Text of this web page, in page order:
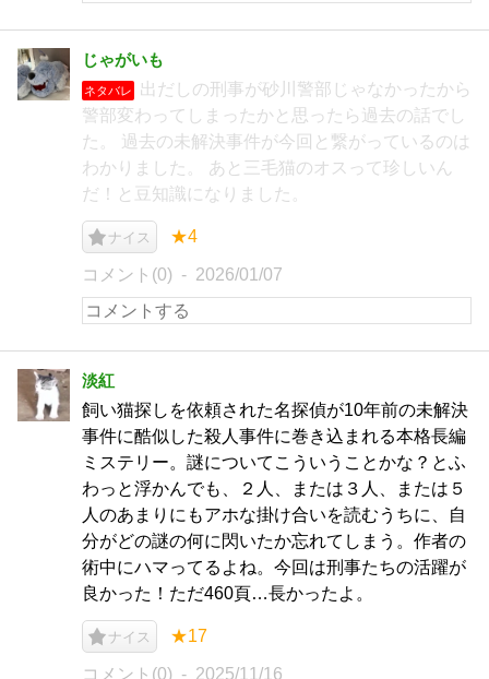
じゃがいも
ネタバレ
出だしの刑事が砂川警部じゃなかったから
警部変わってしまったかと思ったら過去の話でし
た。 過去の未解決事件が今回と繋がっているのは
わかりました。 あと三毛猫のオスって珍しいん
だ！と豆知識になりました。
ナイス ★4
コメント(0) 2026/01/07
淡紅
飼い猫探しを依頼された名探偵が10年前の未解決
事件に酷似した殺人事件に巻き込まれる本格長編
ミステリー。謎についてこういうことかな？とふ
わっと浮かんでも、２人、または３人、または５
人のあまりにもアホな掛け合いを読むうちに、自
分がどの謎の何に閃いたか忘れてしまう。作者の
術中にハマってるよね。今回は刑事たちの活躍が
良かった！ただ460頁…長かったよ。
ナイス ★17
コメント(0) 2025/11/16